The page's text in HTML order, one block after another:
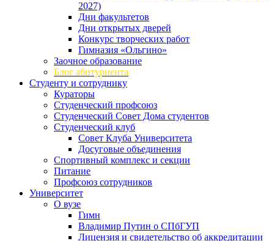
2027)
Дни факультетов
Дни открытых дверей
Конкурс творческих работ
Гимназия «Ольгино»
Заочное образование
Блог абитуриента
Студенту и сотруднику
Кураторы
Студенческий профсоюз
Студенческий Совет Дома студентов
Студенческий клуб
Совет Клуба Университета
Досуговые объединения
Спортивный комплекс и секции
Питание
Профсоюз сотрудников
Университет
О вузе
Гимн
Владимир Путин о СПбГУП
Лицензия и свидетельство об аккредитации